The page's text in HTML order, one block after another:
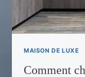
MAISON DE LUXE
Comment